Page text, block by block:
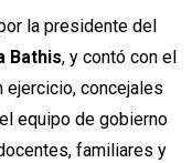
la presidente del
Bathis, y contó con el
ejercicio, concejales
equipo de gobierno
familiares y